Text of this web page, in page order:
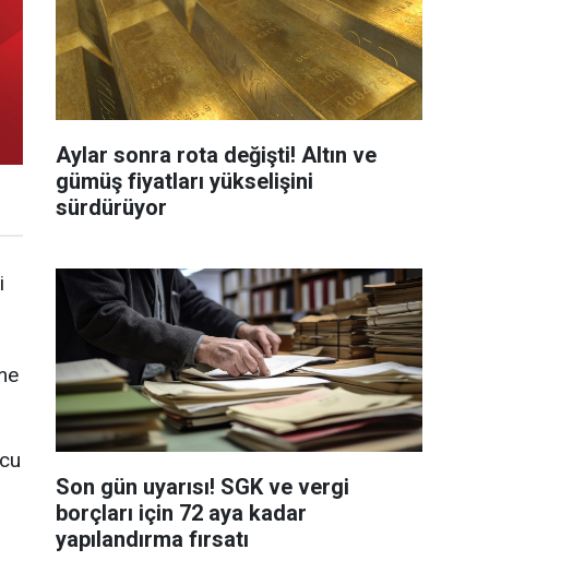
Aylar sonra rota değişti! Altın ve
gümüş fiyatları yükselişini
sürdürüyor
Son gün uyarısı! SGK ve vergi
borçları için 72 aya kadar
yapılandırma fırsatı